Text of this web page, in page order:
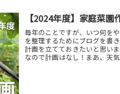
【2024年度】家庭菜園
毎年のことですが、いつ何を
を整理するためにブログを書
計画を立てておきたいと思い
なので計画はなし！まあ、天